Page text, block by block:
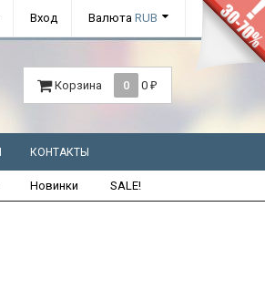
Вход Валюта RUB
Корзина 0 0 ₽
КОНТАКТЫ
Новинки SALE!